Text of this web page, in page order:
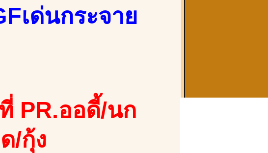
เด่นกระจาย
PR.ออดี้/นก
/กุ้ง